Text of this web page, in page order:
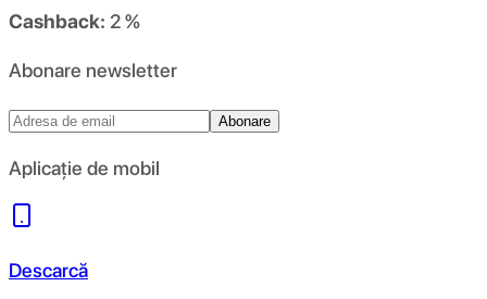
Cashback: 2 %
Abonare newsletter
Abonare
Aplicație de mobil
Descarcă